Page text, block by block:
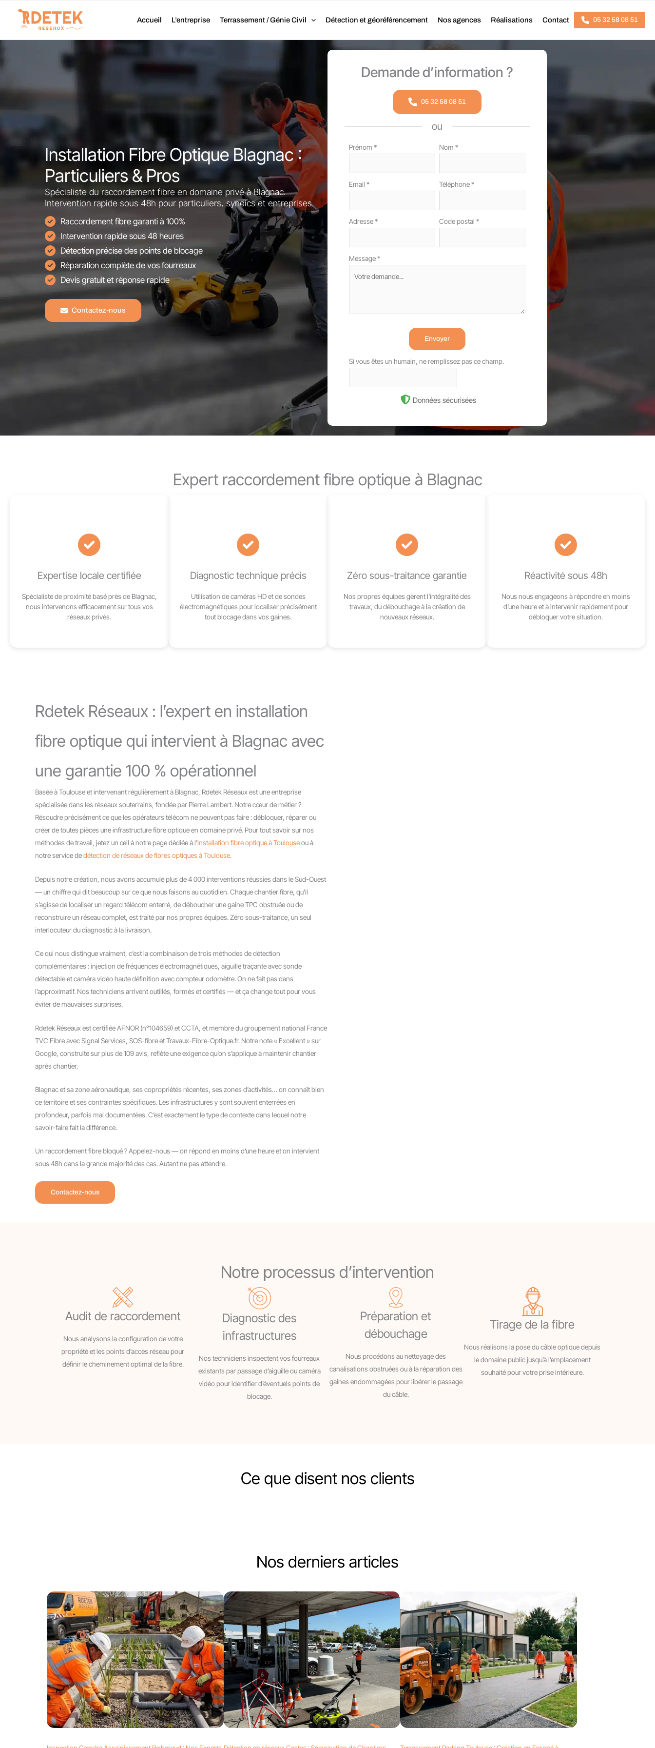
contenu
Accueil L’entreprise Terrassement / Génie Civil Détection et géoréférencement Nos agences Réalisations Contact 05 32 58 08 51
Installation Fibre Optique Blagnac :
Particuliers & Pros
Spécialiste du raccordement fibre en domaine privé à Blagnac.
Intervention rapide sous 48h pour particuliers, syndics et entreprises.
Raccordement fibre garanti à 100%
Intervention rapide sous 48 heures
Détection précise des points de blocage
Réparation complète de vos fourreaux
Devis gratuit et réponse rapide
Contactez-nous
Demande d’information ?
05 32 58 08 51
ou
Formulaire
avec
téléphone
Prénom * Nom *
Email * Téléphone*
Adresse* Code postal *
Message*
Envoyer
Si vous êtes un humain, ne remplissez pas ce champ.
Données sécurisées
Expert raccordement fibre optique à Blagnac
Expertise locale certifiée
Spécialiste de proximité basé près de Blagnac,
nous intervenons efficacement sur tous vos
réseaux privés.
Diagnostic technique précis
Utilisation de caméras HD et de sondes
électromagnétiques pour localiser précisément
tout blocage dans vos gaines.
Zéro sous-traitance garantie
Nos propres équipes gèrent l’intégralité des
travaux, du débouchage à la création de
nouveaux réseaux.
Réactivité sous 48h
Nous nous engageons à répondre en moins
d’une heure et à intervenir rapidement pour
débloquer votre situation.
Rdetek Réseaux : l’expert en installation
fibre optique qui intervient à Blagnac avec
une garantie 100 % opérationnel
Basée à Toulouse et intervenant régulièrement à Blagnac, Rdetek Réseaux est une entreprise
spécialisée dans les réseaux souterrains, fondée par Pierre Lambert. Notre cœur de métier ?
Résoudre précisément ce que les opérateurs télécom ne peuvent pas faire : débloquer, réparer ou
créer de toutes pièces une infrastructure fibre optique en domaine privé. Pour tout savoir sur nos
méthodes de travail, jetez un œil à notre page dédiée à l’installation fibre optique à Toulouseou à
notre service dedétection de réseaux de fibres optiques à Toulouse.
Depuis notre création, nous avons accumulé plus de 4 000 interventions réussies dans le Sud-Ouest
— un chiffre qui dit beaucoup sur ce que nous faisons au quotidien. Chaque chantier fibre, qu’il
s’agisse de localiser un regard télécom enterré, de déboucher une gaine TPC obstruée ou de
reconstruire un réseau complet, est traité par nos propres équipes. Zéro sous-traitance, un seul
interlocuteur du diagnostic à la livraison.
Ce qui nous distingue vraiment, c’est la combinaison de trois méthodes de détection
complémentaires : injection de fréquences électromagnétiques, aiguille traçante avec sonde
détectable et caméra vidéo haute définition avec compteur odomètre. On ne fait pas dans
l’approximatif. Nos techniciens arrivent outillés, formés et certifiés — et ça change tout pour vous
éviter de mauvaises surprises.
Rdetek Réseaux est certifiée AFNOR (n°104659) et CCTA, et membre du groupement national France
TVC Fibre avec Signal Services, SOS-fibre et Travaux-Fibre-Optique.fr. Notre note « Excellent » sur
Google, construite sur plus de 109 avis, reflète une exigence qu’on s’applique à maintenir chantier
après chantier.
Blagnac et sa zone aéronautique, ses copropriétés récentes, ses zones d’activités… on connaît bien
ce territoire et ses contraintes spécifiques. Les infrastructures y sont souvent enterrées en
profondeur, parfois mal documentées. C’est exactement le type de contexte dans lequel notre
savoir-faire fait la différence.
Un raccordement fibre bloqué ? Appelez-nous — on répond en moins d’une heure et on intervient
sous 48h dans la grande majorité des cas. Autant ne pas attendre.
Contactez-nous
Notre processus d’intervention
Audit de raccordement
Nous analysons la configuration de votre
propriété et les points d’accès réseau pour
définir le cheminement optimal de la fibre.
Diagnostic des
infrastructures
Nos techniciens inspectent vos fourreaux
existants par passage d’aiguille ou caméra
vidéo pour identifier d’éventuels points de
blocage.
Préparation et
débouchage
Nous procédons au nettoyage des
canalisations obstruées ou à la réparation des
gaines endommagées pour libérer le passage
du câble.
Tirage de la fibre
Nous réalisons la pose du câble optique depuis
le domaine public jusqu’à l’emplacement
souhaité pour votre prise intérieure.
Ce que disent nos clients
Nos derniers articles